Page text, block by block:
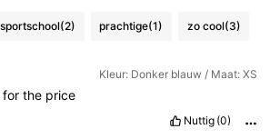
sportschool(2) prachtige(1) zo cool(3)
Kleur: Donker blauw / Maat: XS
forthe price
Nuttig (0)